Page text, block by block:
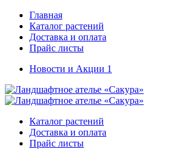
Главная
Каталог растений
Доставка и оплата
Прайс листы
Новости и Акции 1
Каталог растений
Доставка и оплата
Прайс листы